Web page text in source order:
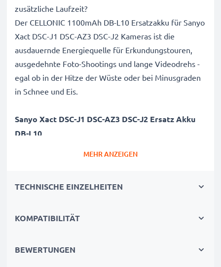
zusätzliche Laufzeit?
Der CELLONIC 1100mAh DB-L10 Ersatzakku für Sanyo
Xact DSC-J1 DSC-AZ3 DSC-J2 Kameras ist die
ausdauernde Energiequelle für Erkundungstouren,
ausgedehnte Foto-Shootings und lange Videodrehs -
egal ob in der Hitze der Wüste oder bei Minusgraden
in Schnee und Eis.
Sanyo Xact DSC-J1 DSC-AZ3 DSC-J2 Ersatz Akku
DB-L10
Zelltyp: Lithium Ionen Akkupack / Battery Pack
Farbe: schwarz
MEHR ANZEIGEN
TECHNISCHE EINZELHEITEN
KOMPATIBILITÄT
BEWERTUNGEN